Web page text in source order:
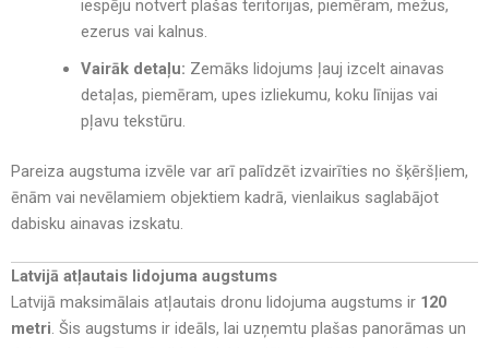
iespēju notvert plašas teritorijas, piemēram, mežus,
ezerus vai kalnus.
Vairāk detaļu: Zemāks lidojums ļauj izcelt ainavas
detaļas, piemēram, upes izliekumu, koku līnijas vai
pļavu tekstūru.
Pareiza augstuma izvēle var arī palīdzēt izvairīties no šķēršļiem,
ēnām vai nevēlamiem objektiem kadrā, vienlaikus saglabājot
dabisku ainavas izskatu.
Latvijā atļautais lidojuma augstums
Latvijā maksimālais atļautais dronu lidojuma augstums ir 120
metri. Šis augstums ir ideāls, lai uzņemtu plašas panorāmas un